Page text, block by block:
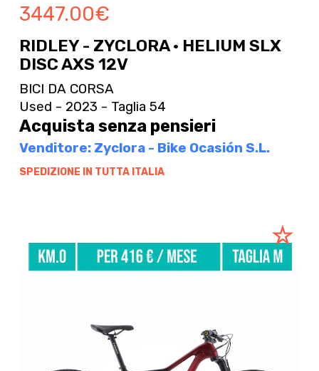
3447.00€
RIDLEY - ZYCLORA · HELIUM SLX
DISC AXS 12V
BICI DA CORSA
Used - 2023 - Taglia 54
Acquista senza pensieri
Venditore: Zyclora - Bike Ocasión S.L.
SPEDIZIONE IN TUTTA ITALIA